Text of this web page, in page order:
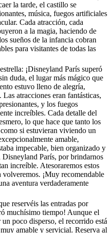
la tarde, el castillo se
música, fuegos artificiales
Cada atracción, cada
a la magia, haciendo de
sueños de la infancia cobran
para visitantes de todas las
¡Disneyland París superó
duda, el lugar más mágico que
estuvo lleno de alegría,
atracciones eran fantásticas,
y los fuegos
increíbles. Cada detalle del
lo que hace que tanto los
si estuvieran viviendo un
amable,
impecable, bien organizado y
París, por brindarnos
increíble. Atesoraremos estos
volveremos. ¡Muy recomendable
aventura verdaderamente
reservéis las entradas por
muchísimo tiempo! Aunque el
poco disperso, el recorrido está
amable y servicial. Reserva al